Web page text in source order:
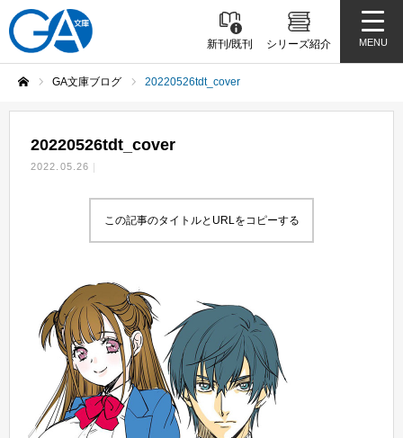
新刊/既刊 シリーズ紹介 MENU
GA文庫ブログ 20220526tdt_cover
20220526tdt_cover
2022.05.26
この記事のタイトルとURLをコピーする